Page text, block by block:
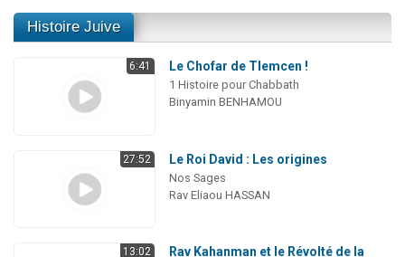
Histoire Juive
6:41 Le Chofar de Tlemcen !
1 Histoire pour Chabbath
Binyamin BENHAMOU
27:52 Le Roi David : Les origines
Nos Sages
Rav Eliaou HASSAN
13:02
Rav Kahanman et le Révolté de la